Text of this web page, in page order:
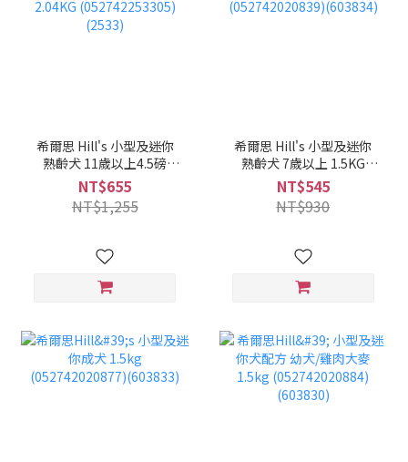
希爾思 Hill's 小型及迷你
熟齡犬 11歲以上4.5磅
(2533)
NT$655
NT$1,255
希爾思 Hill's 小型及迷你
熟齡犬 7歲以上 1.5KG
(052742020839)(603834)
NT$545
NT$930